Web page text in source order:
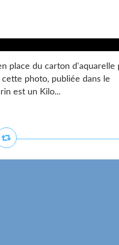
place du carton d'aquarelle
photo, publiée dans le
est un Kilo...